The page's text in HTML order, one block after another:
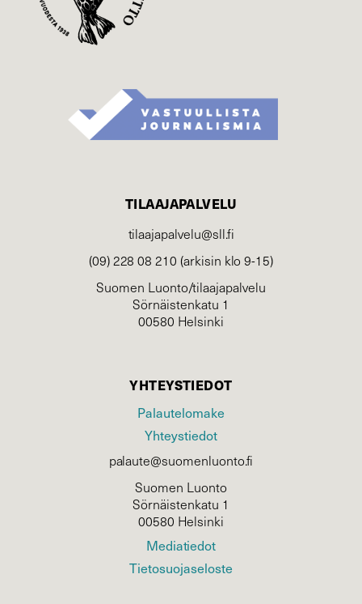
TILAAJAPALVELU
tilaajapalvelu@sll.fi
(09) 228 08 210 (arkisin klo 9-15)
Suomen Luonto/tilaajapalvelu
Sörnäistenkatu 1
00580 Helsinki
YHTEYSTIEDOT
Palautelomake
Yhteystiedot
palaute@suomenluonto.fi
Suomen Luonto
Sörnäistenkatu 1
00580 Helsinki
Mediatiedot
Tietosuojaseloste